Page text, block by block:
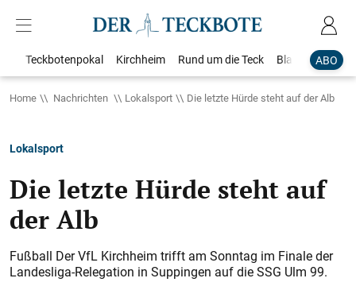
ABO
Teckbotenpokal Kirchheim Rund um die Teck Blaulicht
Home Nachrichten Lokalsport Die letzte Hürde steht auf der Alb
Lokalsport
Die letzte Hürde steht auf
der Alb
Fußball Der VfL Kirchheim trifft am Sonntag im Finale der
Landesliga-Relegation in Suppingen auf die SSG Ulm 99.